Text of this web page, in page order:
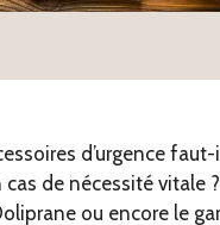
d’urgence
cas de nécessité vitale
ou encore le